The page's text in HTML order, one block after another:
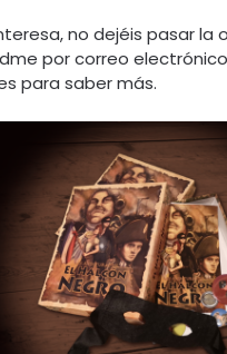
no dejéis pasar la
por correo
para saber más.